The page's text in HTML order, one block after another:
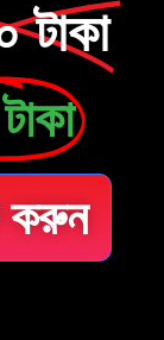
টাকা
করুন